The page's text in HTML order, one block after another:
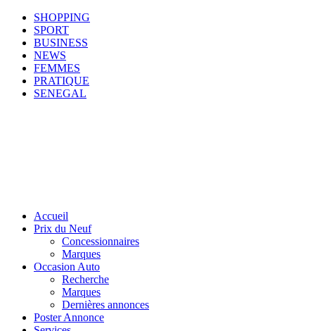
SHOPPING
SPORT
BUSINESS
NEWS
FEMMES
PRATIQUE
SENEGAL
Accueil
Prix du Neuf
Concessionnaires
Marques
Occasion Auto
Recherche
Marques
Dernières annonces
Poster Annonce